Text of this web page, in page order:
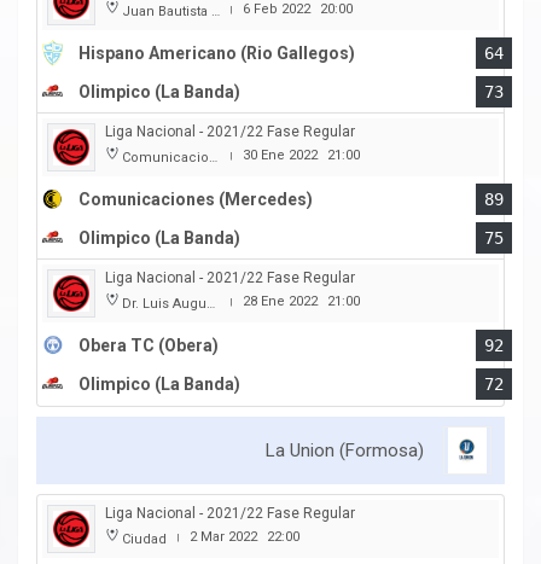
Juan Bautista Rocha | 6 Feb 2022 20:00
Hispano Americano (Rio Gallegos)
64
Olimpico (La Banda)
73
Liga Nacional - 2021/22 Fase Regular
Comunicaciones | 30 Ene 2022 21:00
Comunicaciones (Mercedes)
89
Olimpico (La Banda)
75
Liga Nacional - 2021/22 Fase Regular
Dr. Luis Augusto Derna | 28 Ene 2022 21:00
Obera TC (Obera)
92
Olimpico (La Banda)
72
La Union (Formosa)
Liga Nacional - 2021/22 Fase Regular
Ciudad | 2 Mar 2022 22:00